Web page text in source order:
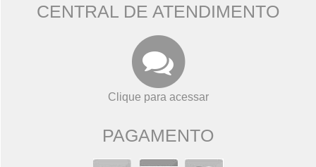
CENTRAL DE ATENDIMENTO
Clique para acessar
PAGAMENTO